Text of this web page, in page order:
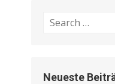
Search
Neueste